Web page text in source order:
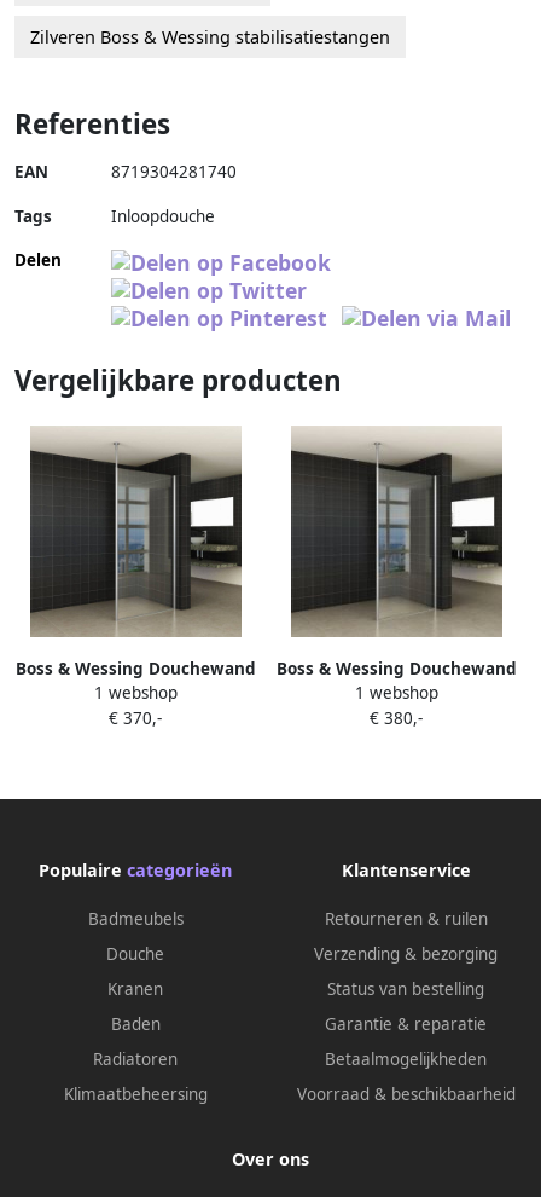
Zilveren Boss & Wessing stabilisatiestangen
Referenties
EAN 8719304281740
Tags
Inloopdouche
Delen
Vergelijkbare producten
Boss & Wessing Douchewand
BWS Apollo met Verticale
Stabilisatiestang 60x200 cm
1 webshop
€ 370,-
Boss & Wessing Douchewand
BWS Apollo met Verticale
Stabilisatiestang 80x200 cm
1 webshop
€ 380,-
Populaire categorieën
Badmeubels
Douche
Kranen
Baden
Radiatoren
Klimaatbeheersing
Klantenservice
Retourneren & ruilen
Verzending & bezorging
Status van bestelling
Garantie & reparatie
Betaalmogelijkheden
Voorraad & beschikbaarheid
Over ons